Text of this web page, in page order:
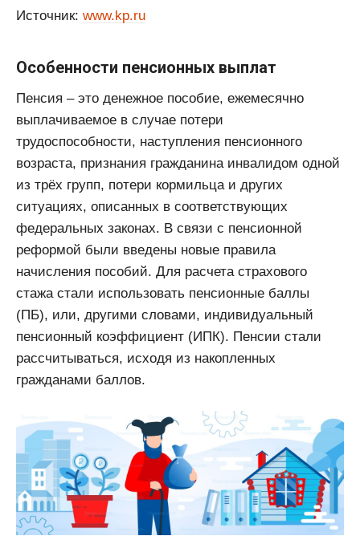
Источник: www.kp.ru
Особенности пенсионных выплат
Пенсия – это денежное пособие, ежемесячно
выплачиваемое в случае потери
трудоспособности, наступления пенсионного
возраста, признания гражданина инвалидом одной
из трёх групп, потери кормильца и других
ситуациях, описанных в соответствующих
федеральных законах. В связи с пенсионной
реформой были введены новые правила
начисления пособий. Для расчета страхового
стажа стали использовать пенсионные баллы
(ПБ), или, другими словами, индивидуальный
пенсионный коэффициент (ИПК). Пенсии стали
рассчитываться, исходя из накопленных
гражданами баллов.